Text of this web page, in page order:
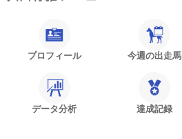
プロフィール 今週の出走馬
データ分析 達成記録